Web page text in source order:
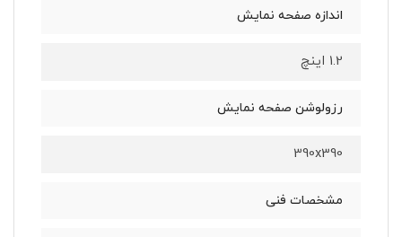
اندازه صفحه نمایش
1.2 اینچ
رزولوشن صفحه نمایش
390x390
مشخصات فنی